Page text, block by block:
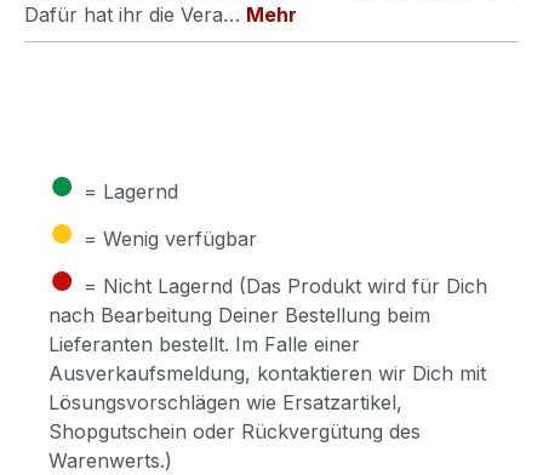
Dafür hat ihr die Vera… Mehr
● = Lagernd
● = Wenig verfügbar
● = Nicht Lagernd (Das Produkt wird für Dich
nach Bearbeitung Deiner Bestellung beim
Lieferanten bestellt. Im Falle einer
Ausverkaufsmeldung, kontaktieren wir Dich mit
Lösungsvorschlägen wie Ersatzartikel,
Shopgutschein oder Rückvergütung des
Warenwerts.)